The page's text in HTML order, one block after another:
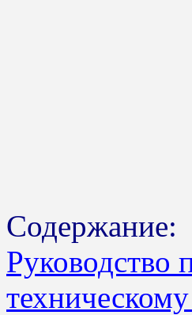
Содержание:
Руководство